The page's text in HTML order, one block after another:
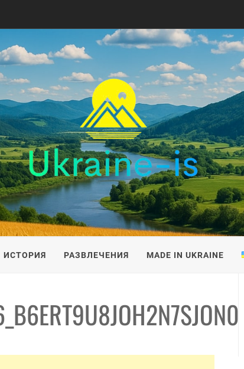
ИСТОРИЯ РАЗВЛЕЧЕНИЯ MADE IN UKRAINE